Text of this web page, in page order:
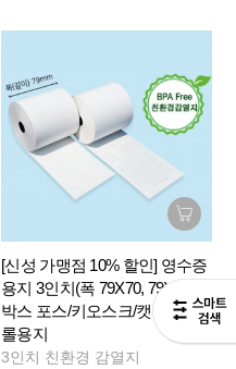
[신성 가맹점 10% 할인] 영수증
용지 3인치(폭 79X70, 79X80) 1
박스 포스/키오스크/캣단말기
롤용지
3인치 친환경 감열지